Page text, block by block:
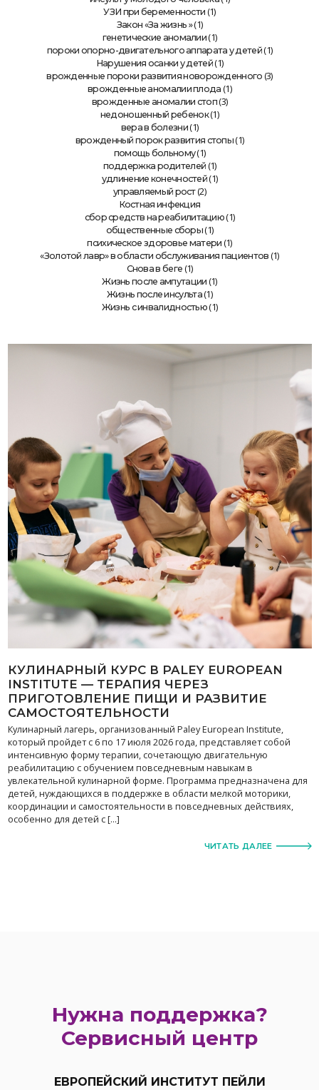
УЗИ при беременности (1)
Закон «За жизнь » (1)
генетические аномалии (1)
пороки опорно-двигательного аппарата у детей (1)
Нарушения осанки у детей (1)
врожденные пороки развития новорожденного (3)
врожденные аномалии плода (1)
врожденные аномалии стоп (3)
недоношенный ребенок(1)
вера в болезни (1)
врожденный порок развития стопы (1)
помощь больному(1)
поддержка родителей (1)
удлинение конечностей (1)
управляемый рост(2)
Костная инфекция
сбор средств на реабилитацию (1)
общественные сборы (1)
психическое здоровье матери (1)
«Золотой лавр» в области обслуживания пациентов (1)
Снова в беге (1)
Жизнь после ампутации (1)
Жизнь после инсульта(1)
Жизнь с инвалидностью (1)
КУЛИНАРНЫЙ КУРС В PALEY EUROPEAN
INSTITUTE — ТЕРАПИЯ ЧЕРЕЗ
ПРИГОТОВЛЕНИЕ ПИЩИ И РАЗВИТИЕ
САМОСТОЯТЕЛЬНОСТИ
Кулинарный лагерь, организованный Paley European Institute,
который пройдет с 6 по 17 июля 2026 года, представляет собой
интенсивную форму терапии, сочетающую двигательную
реабилитацию с обучением повседневным навыкам в
увлекательной кулинарной форме. Программа предназначена для
детей, нуждающихся в поддержке в области мелкой моторики,
координации и самостоятельности в повседневных действиях,
особенно для детей с […]
ЧИТАТЬ ДАЛЕЕ
Нужна поддержка?
Сервисный центр
ЕВРОПЕЙСКИЙ ИНСТИТУТ ПЕЙЛИ